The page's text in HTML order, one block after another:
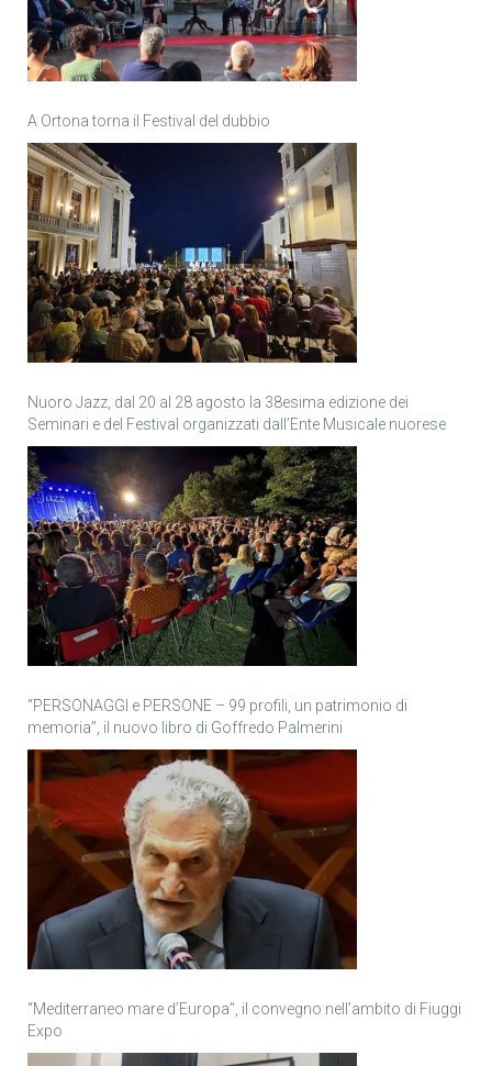
A Ortona torna il Festival del dubbio
Nuoro Jazz, dal 20 al 28 agosto la 38esima edizione dei
Seminari e del Festival organizzati dall’Ente Musicale nuorese
“PERSONAGGI e PERSONE – 99 profili, un patrimonio di
memoria”, il nuovo libro di Goffredo Palmerini
“Mediterraneo mare d’Europa”, il convegno nell’ambito di Fiuggi
Expo